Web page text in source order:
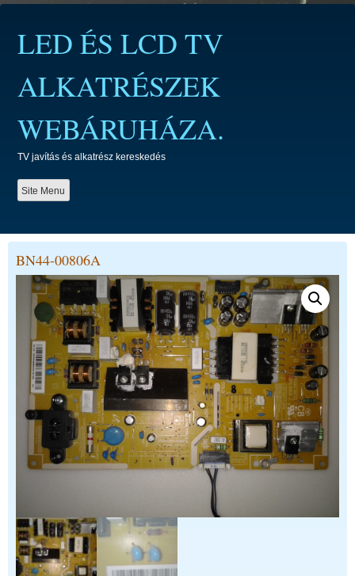
contentLED ÉS LCD TV
ALKATRÉSZEK
WEBÁRUHÁZA.
TV javítás és alkatrész kereskedés
Site Menu
BN44-00806A